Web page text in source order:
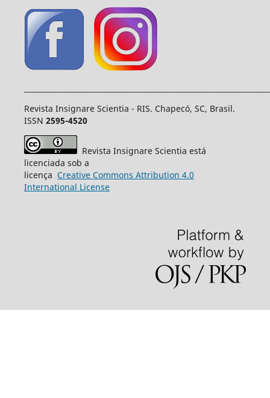
Revista Insignare Scientia - RIS. Chapecó, SC, Brasil.
ISSN 2595-4520
Revista Insignare Scientia está
licenciada sob a
licença Creative Commons Attribution 4.0
International License